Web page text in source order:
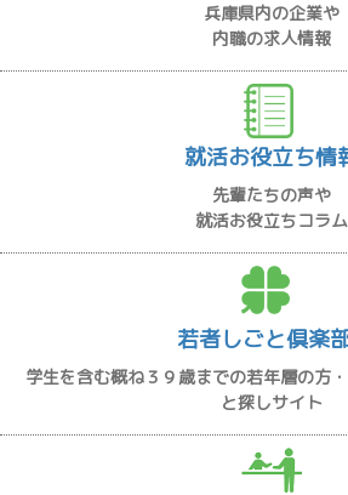
兵庫県内の企業や
内職の求人情報
就活お役立ち情
先輩たちの声や
就活お役立ちコラム
若者しごと倶楽
学生を含む概ね３９歳までの若年層の方
と探しサイト